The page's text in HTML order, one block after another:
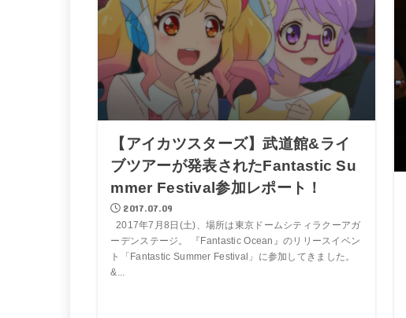
【アイカツスターズ】武道館&ライ
ブツアーが発表されたFantastic Su
mmer Festival参加レポート！
2017.07.09
2017年7月8日(土)、場所は東京ドームシティラクーアガ
ーデンステージ。 『Fantastic Ocean』のリリースイベン
ト「Fantastic Summer Festival」に参加してきました。
&...